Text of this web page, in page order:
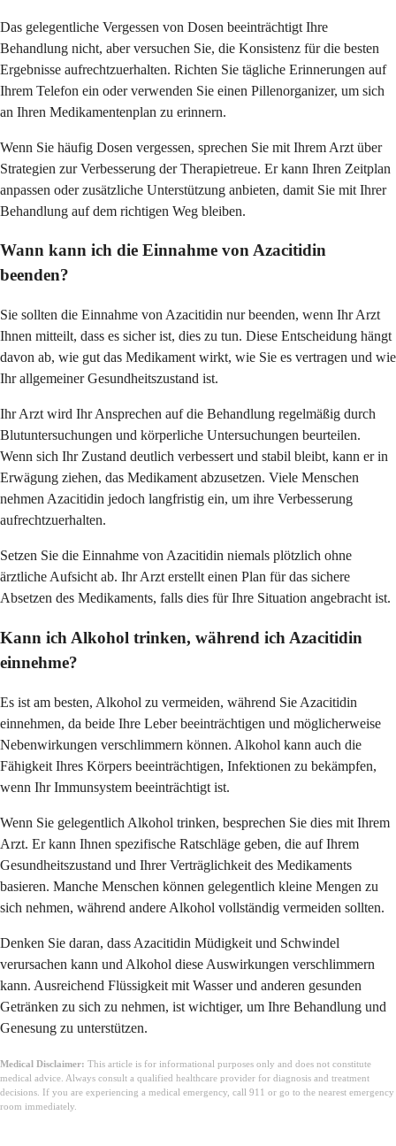
Das gelegentliche Vergessen von Dosen beeinträchtigt Ihre
Behandlung nicht, aber versuchen Sie, die Konsistenz für die besten
Ergebnisse aufrechtzuerhalten. Richten Sie tägliche Erinnerungen auf
Ihrem Telefon ein oder verwenden Sie einen Pillenorganizer, um sich
an Ihren Medikamentenplan zu erinnern.
Wenn Sie häufig Dosen vergessen, sprechen Sie mit Ihrem Arzt über
Strategien zur Verbesserung der Therapietreue. Er kann Ihren Zeitplan
anpassen oder zusätzliche Unterstützung anbieten, damit Sie mit Ihrer
Behandlung auf dem richtigen Weg bleiben.
Wann kann ich die Einnahme von Azacitidin
beenden?
Sie sollten die Einnahme von Azacitidin nur beenden, wenn Ihr Arzt
Ihnen mitteilt, dass es sicher ist, dies zu tun. Diese Entscheidung hängt
davon ab, wie gut das Medikament wirkt, wie Sie es vertragen und wie
Ihr allgemeiner Gesundheitszustand ist.
Ihr Arzt wird Ihr Ansprechen auf die Behandlung regelmäßig durch
Blutuntersuchungen und körperliche Untersuchungen beurteilen.
Wenn sich Ihr Zustand deutlich verbessert und stabil bleibt, kann er in
Erwägung ziehen, das Medikament abzusetzen. Viele Menschen
nehmen Azacitidin jedoch langfristig ein, um ihre Verbesserung
aufrechtzuerhalten.
Setzen Sie die Einnahme von Azacitidin niemals plötzlich ohne
ärztliche Aufsicht ab. Ihr Arzt erstellt einen Plan für das sichere
Absetzen des Medikaments, falls dies für Ihre Situation angebracht ist.
Kann ich Alkohol trinken, während ich Azacitidin
einnehme?
Es ist am besten, Alkohol zu vermeiden, während Sie Azacitidin
einnehmen, da beide Ihre Leber beeinträchtigen und möglicherweise
Nebenwirkungen verschlimmern können. Alkohol kann auch die
Fähigkeit Ihres Körpers beeinträchtigen, Infektionen zu bekämpfen,
wenn Ihr Immunsystem beeinträchtigt ist.
Wenn Sie gelegentlich Alkohol trinken, besprechen Sie dies mit Ihrem
Arzt. Er kann Ihnen spezifische Ratschläge geben, die auf Ihrem
Gesundheitszustand und Ihrer Verträglichkeit des Medikaments
basieren. Manche Menschen können gelegentlich kleine Mengen zu
sich nehmen, während andere Alkohol vollständig vermeiden sollten.
Denken Sie daran, dass Azacitidin Müdigkeit und Schwindel
verursachen kann und Alkohol diese Auswirkungen verschlimmern
kann. Ausreichend Flüssigkeit mit Wasser und anderen gesunden
Getränken zu sich zu nehmen, ist wichtiger, um Ihre Behandlung und
Genesung zu unterstützen.
Medical Disclaimer: This article is for informational purposes only and does not constitute
medical advice. Always consult a qualified healthcare provider for diagnosis and treatment
decisions. If you are experiencing a medical emergency, call 911 or go to the nearest emergency
room immediately.